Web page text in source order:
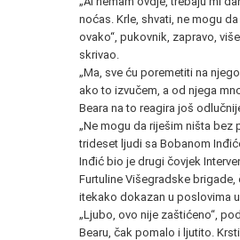
noćas. Krle, shvati, ne mogu
ovako“, pukovnik, zapravo,
skrivao.
„Ma, sve ću poremetiti na
ako to izvučem, a od njega
Beara na to reagira još
„Ne mogu da riješim ništa bez
trideset ljudi sa Bobanom
Inđić bio je drugi čovjek
Furtuline Višegradske brigade,
itekako dokazan u poslovima
„Ljubo, ovo nije zaštićeno“,
Bearu, čak pomalo i ljutito.